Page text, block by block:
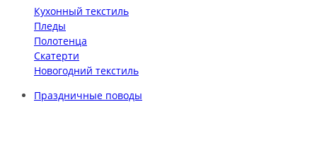
Кухонный текстиль
Пледы
Полотенца
Скатерти
Новогодний текстиль
Праздничные поводы